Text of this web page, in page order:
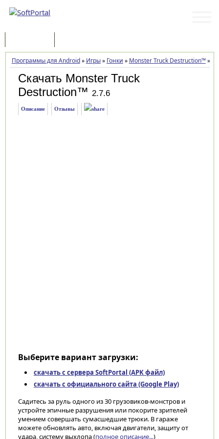
Программы для Android» Игры» Гонки » Monster Truck Destruction™»
Скачать Monster Truck
Destruction™ 2.7.6
Описание Отзывы
Выберите вариант загрузки:
скачать с сервера SoftPortal (APK файл)
скачать с официального сайта (Google Play)
Садитесь за руль одного из 30 грузовиков-монстров и
устройте эпичные разрушения или покорите зрителей
умением совершать сумасшедшие трюки. В гараже
можете обновлять авто, включая двигатели, защиту от
удара, систему выхлопа (полное описание...)